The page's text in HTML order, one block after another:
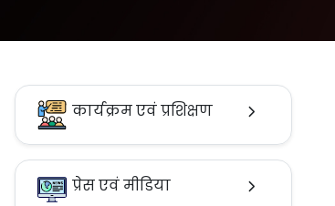
कार्यक्रम एवं प्रशिक्षण
प्रेस एवं मीडिया